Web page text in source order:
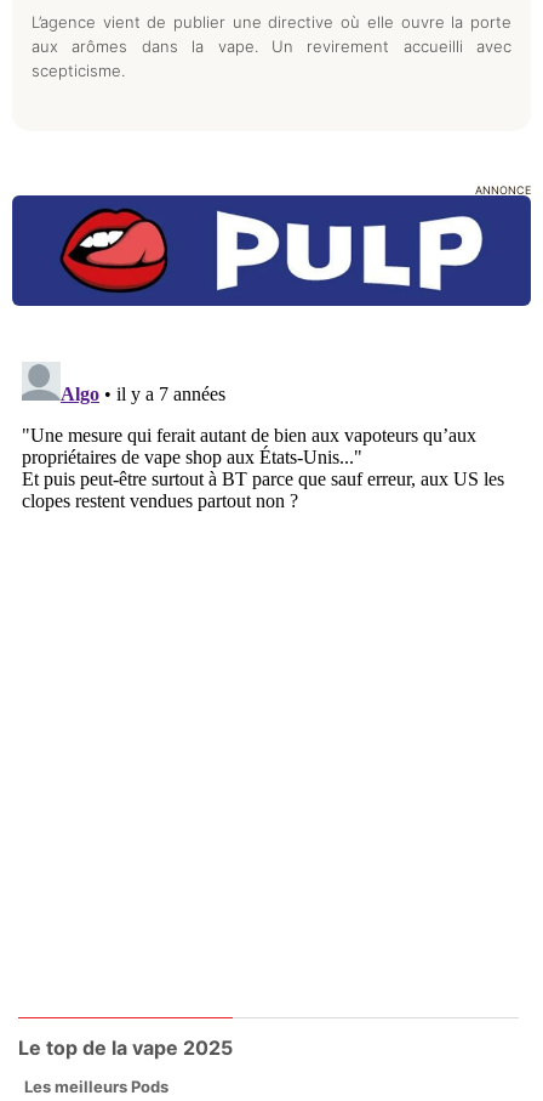
L’agence vient de publier une directive où elle ouvre la porte
aux arômes dans la vape. Un revirement accueilli avec
scepticisme.
ANNONCE
Le top de la vape 2025
Les meilleurs Pods